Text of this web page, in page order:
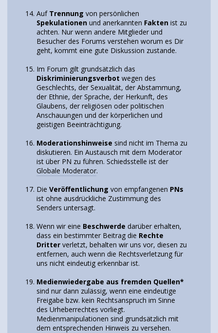
Auf Trennung von persönlichen
Spekulationen und anerkannten Fakten ist zu
achten. Nur wenn andere Mitglieder und
Besucher des Forums verstehen worum es Dir
geht, kommt eine gute Diskussion zustande.
Im Forum gilt grundsätzlich das
Diskriminierungsverbot wegen des
Geschlechts, der Sexualität, der Abstammung,
der Ethnie, der Sprache, der Herkunft, des
Glaubens, der religiösen oder politischen
Anschauungen und der körperlichen und
geistigen Beeinträchtigung.
Moderationshinweise sind nicht im Thema zu
diskutieren. Ein Austausch mit dem Moderator
ist über PN zu führen. Schiedsstelle ist der
Globale Moderator.
Die Veröffentlichung von empfangenen PNs
ist ohne ausdrückliche Zustimmung des
Senders untersagt.
Wenn wir eine Beschwerde darüber erhalten,
dass ein bestimmter Beitrag die Rechte
Dritter verletzt, behalten wir uns vor, diesen zu
entfernen, auch wenn die Rechtsverletzung für
uns nicht eindeutig erkennbar ist.
Medienwiedergabe aus fremden Quellen*
sind nur dann zulässig, wenn eine eindeutige
Freigabe bzw. kein Rechtsanspruch im Sinne
des Urheberrechtes vorliegt.
Medienmanipulationen sind grundsätzlich mit
dem entsprechenden Hinweis zu versehen.